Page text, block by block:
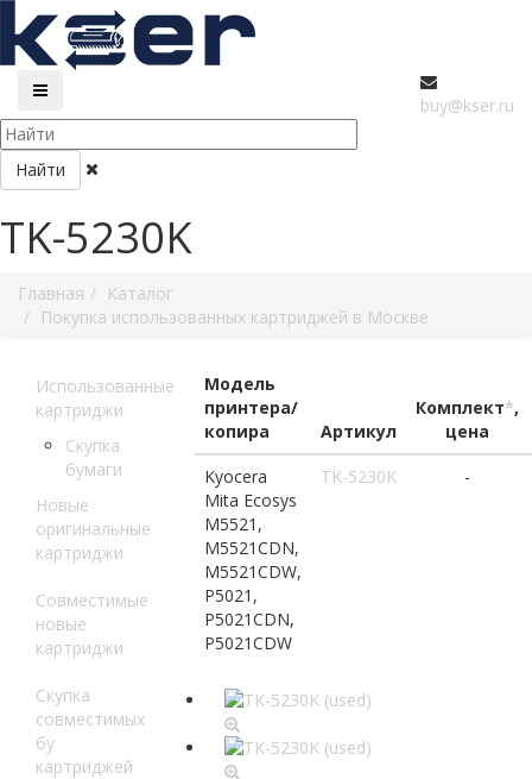
buy@kser.ru
Найти
TK-5230K
Главная
Каталог
Покупка использованных картриджей в Москве
Использованные
картриджи
Скупка
бумаги
Новые
оригинальные
картриджи
Совместимые
новые
картриджи
Скупка
совместимых
бу
картриджей
Модель
принтера/
копира
Артикул
Комплект*,
цена
Kyocera
Mita Ecosys
M5521,
M5521CDN,
M5521CDW,
P5021,
P5021CDN,
P5021CDW
TK-5230K -